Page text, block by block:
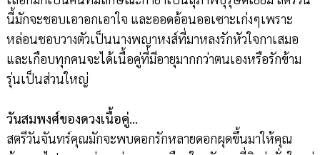
นี้มักจะชอบเอาอกเอาใจ และออดอ้อนออเซาะเก่งๆเพราะ
หล่อนชอบวางตัวเป็นนางพญาหงส์ที่มาหลงรักหัวใจกาเสมอ
และเกือบทุกคนจะได้เนื้อคู่ที่มีอายุมากกว่าตนเองหรือรักข้าม
รุ่นเป็นส่วนใหญ่
วันสมพงศ์ของดวงเนื้อคู่…
สตรีวันจันทร์คุณมักจะพบดอกรักหลายดอกผุดขึ้นมาให้คุณ